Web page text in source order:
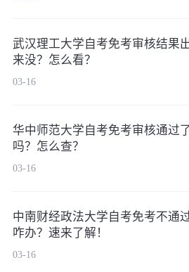
武汉理工大学自考免考审核结果
来没？怎么看？
03-16
华中师范大学自考免考审核通过
吗？怎么查？
03-16
中南财经政法大学自考免考不通
咋办？速来了解！
03-16